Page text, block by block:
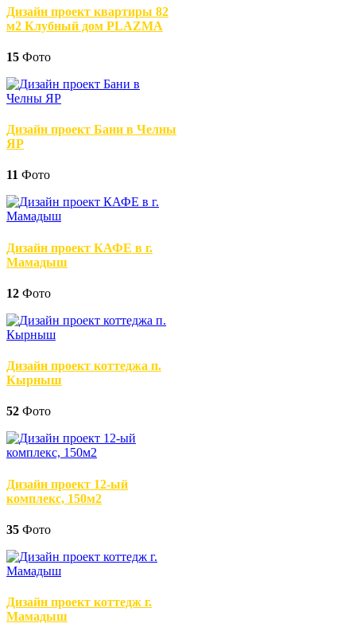
Дизайн проект квартиры 82
м2 Клубный дом PLAZMA
15 Фото
Дизайн проект Бани в Челны
ЯР
11 Фото
Дизайн проект КАФЕ в г.
Мамадыш
12 Фото
Дизайн проект коттеджа п.
Кырныш
52 Фото
Дизайн проект 12-ый
комплекс, 150м2
35 Фото
Дизайн проект коттедж г.
Мамадыш